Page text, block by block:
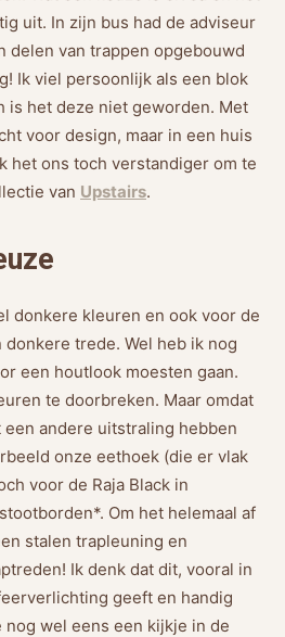
uit. In zijn bus had de adviseur
delen van trappen opgebouwd
Ik viel persoonlijk als een blok
is het deze niet geworden. Met
voor design, maar in een huis
het ons toch verstandiger om te
van Upstairs.
donkere kleuren en ook voor de
trede. Wel heb ik nog
een houtlook moesten gaan.
te doorbreken. Maar omdat
andere uitstraling hebben
onze eethoek (die er vlak
voor de Raja Black in
Om het helemaal af
stalen trapleuning en
Ik denk dat dit, vooral in
geeft en handig
wel eens een kijkje in de